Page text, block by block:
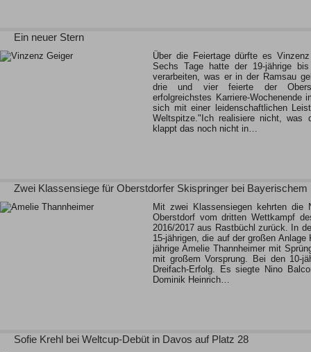
Ein neuer Stern
Über die Feiertage dürfte es
Sechs Tage hatte der 19-jährige
verarbeiten, was er in der Ramsau
drie und vier feierte der
erfolgreichstes Karriere-Wochenende
sich mit einer leidenschaftlichen
Weltspitze."Ich realisiere nicht, was
klappt das noch nicht in…
Zwei Klassensiege für Oberstdorfer Skispringer bei Bayerischem
Mit zwei Klassensiegen kehrten die
Oberstdorf vom dritten Wettkampf
2016/2017 aus Rastbüchl zurück. In
15-jährigen, die auf der großen
jährige Amelie Thannheimer mit
mit großem Vorsprung. Bei den 10-
Dreifach-Erfolg. Es siegte Nino
Dominik Heinrich…
Sofie Krehl bei Weltcup-Debüt in Davos auf Platz 28